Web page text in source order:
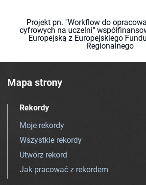
Projekt pn. "Workflow do
cyfrowych na uczelni"
Europejską z Europejskiego
Regionalnego
Mapa strony
Rekordy
Moje rekordy
Wszystkie rekordy
Utwórz rekord
Jak pracować z rekordem